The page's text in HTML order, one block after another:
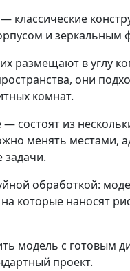
классические
и зеркальным
размещают в углу
они
комнат.
состоят из
менять местами,
задачи.
обработкой:
которые наносят
модель с готовым
проект.